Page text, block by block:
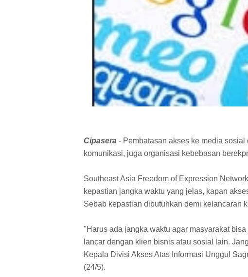
Cipasera - Pembatasan akses ke media
komunikasi, juga organisasi kebebasan
Southeast Asia Freedom of Expression
kepastian jangka waktu yang jelas, kapan
Sebab kepastian dibutuhkan demi kelancaran
"Harus ada jangka waktu agar masyarakat
lancar dengan klien bisnis atau sosial lain.
Kepala Divisi Akses Atas Informasi Unggul
(24/5).